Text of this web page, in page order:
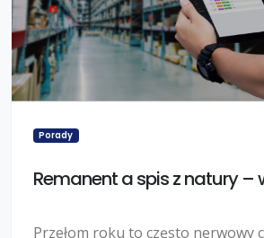
Porady
Remanent a spis z natury –
Przełom roku to często nerwowy